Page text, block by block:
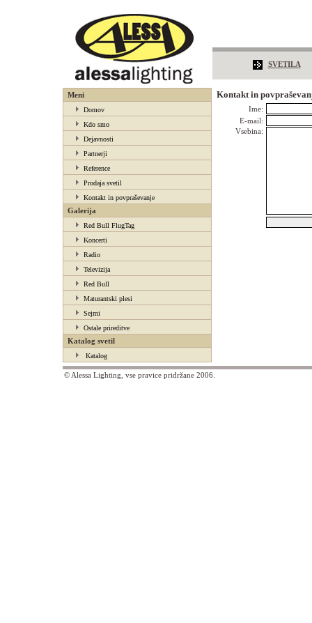
SVETILA
Meni
Domov
Kdo smo
Dejavnosti
Partnerji
Reference
Prodaja svetil
Kontakt in povpraševanje
Galerija
Red Bull FlugTag
Koncerti
Radio
Televizija
Red Bull
Maturantski plesi
Sejmi
Ostale prireditve
Katalog svetil
Katalog
Kontakt in
Ime:
E-mail:
Vsebina:
© Alessa Lighting, vse pravice pridržane 2006.